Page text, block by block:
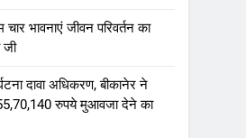
भावनाएं जीवन परिवर्तन का
जी
दावा अधिकरण, बीकानेर ने
रुपये मुआवजा देने का